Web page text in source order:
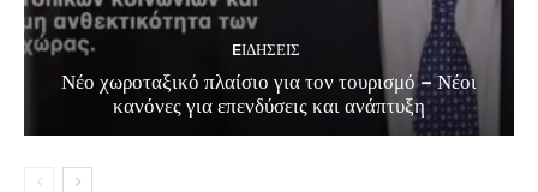
EΙΔΗΣΕΙΣ
Νέο χωροταξικό πλαίσιο για τον τουρισμό – Νέοι
κανόνες για επενδύσεις και ανάπτυξη